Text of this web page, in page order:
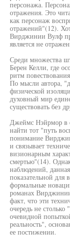
персонажа.
отражения. Это
как персонаж
отражений"(12).
Вирджинии Вулф
является не
Среди множества
Берен Келли, где
ритм
По мысли автора,
физической
духовный мир
существовать без
Джеймс Нэйрмор в
найти тот "путь
понимание
и связывает
визионарным
смертью"(14).
наблюдений, данная
показательной для
формальные
романах
факт, что эти
очередь не
очевидной
реальность",
ее постижении.